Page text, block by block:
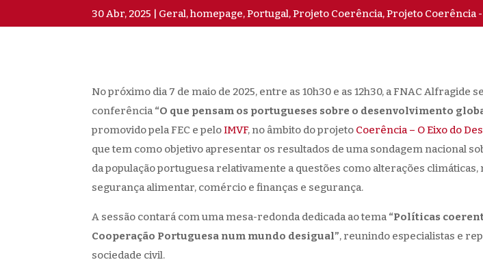
30 Abr, 2025 Geral,homepage,Portugal,Projeto Coerência,Projeto Coerência
No próximo dia 7 de maio de 2025, entre as 10h30 e as 12h30, a FNAC Alfragide
conferência “O que pensam os portugueses sobre o desenvolvimento
promovido pela FEC e peloIMVF, no âmbito do projeto Coerência – O Eixo do
que tem como objetivo apresentar os resultados de uma sondagem nacional
da população portuguesa relativamente a questões como alterações climáticas,
segurança alimentar, comércio e finanças e segurança.
A sessão contará com uma mesa-redonda dedicada ao tema “Políticas
Cooperação Portuguesa num mundo desigual”, reunindo especialistas e
sociedade civil.